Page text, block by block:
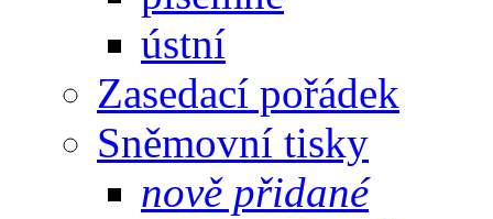
ústní
Zasedací pořádek
Sněmovní tisky
nově přidané